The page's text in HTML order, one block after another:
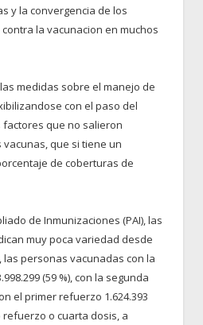
y la convergencia de los
la vacunacion en muchos
medidas sobre el manejo de
con el paso del
que no salieron
que si tiene un
de coberturas de
de Inmunizaciones (PAI), las
muy poca variedad desde
personas vacunadas con la
(59 %), con la segunda
el primer refuerzo 1.624.393
refuerzo o cuarta dosis, a